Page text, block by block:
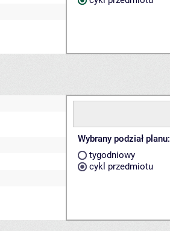
Wybrany podział planu:
tygodniowy
cykl przedmiotu